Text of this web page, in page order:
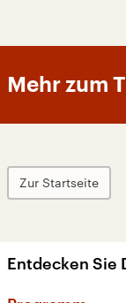
Mehr zum
Zur Startseite
Entdecken Sie